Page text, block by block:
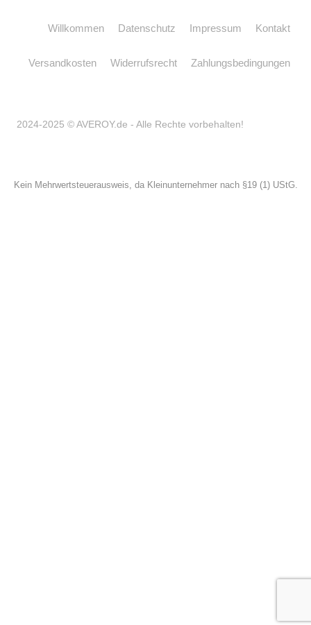
Willkommen Datenschutz Impressum Kontakt
Versandkosten Widerrufsrecht Zahlungsbedingungen
2024-2025 © AVEROY.de - Alle Rechte vorbehalten!
Kein Mehrwertsteuerausweis, da Kleinunternehmer nach §19 (1) UStG.